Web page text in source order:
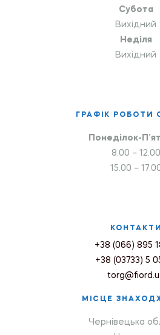
Субота
Вихідний
Неділя
Вихідний
ГРАФІК РОБОТИ
Понеділок-
8.00 – 12.00
15.00 –
КОНТАКТИ
+38 (066) 895
+38 (03733) 5
МІСЦЕ
Чернівецька